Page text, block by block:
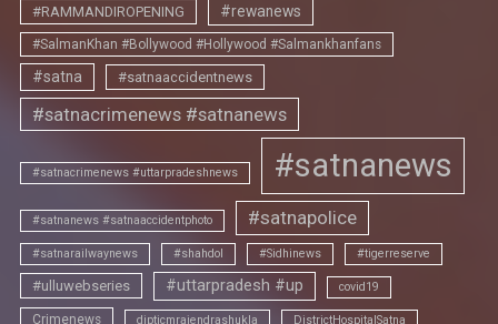
#RAMMANDIROPENING #rewanews
#SalmanKhan #Bollywood #Hollywood #Salmankhanfans
#satna #satnaaccidentnews
#satnacrimenews #satnanews
#satnacrimenews #uttarpradeshnews #satnanews
#satnanews #satnaaccidentphoto #satnapolice
#satnarailwaynews #shahdol #Sidhinews #tigerreserve
#ulluwebseries #uttarpradesh #up covid19
Crimenews dipticmrajendrashukla DistrictHospitalSatna